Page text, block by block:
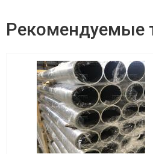
Рекомендуемые